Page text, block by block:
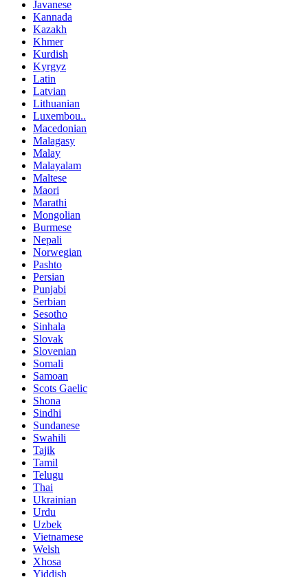
Javanese
Kannada
Kazakh
Khmer
Kurdish
Kyrgyz
Latin
Latvian
Lithuanian
Luxembou..
Macedonian
Malagasy
Malay
Malayalam
Maltese
Maori
Marathi
Mongolian
Burmese
Nepali
Norwegian
Pashto
Persian
Punjabi
Serbian
Sesotho
Sinhala
Slovak
Slovenian
Somali
Samoan
Scots Gaelic
Shona
Sindhi
Sundanese
Swahili
Tajik
Tamil
Telugu
Thai
Ukrainian
Urdu
Uzbek
Vietnamese
Welsh
Xhosa
Yiddish